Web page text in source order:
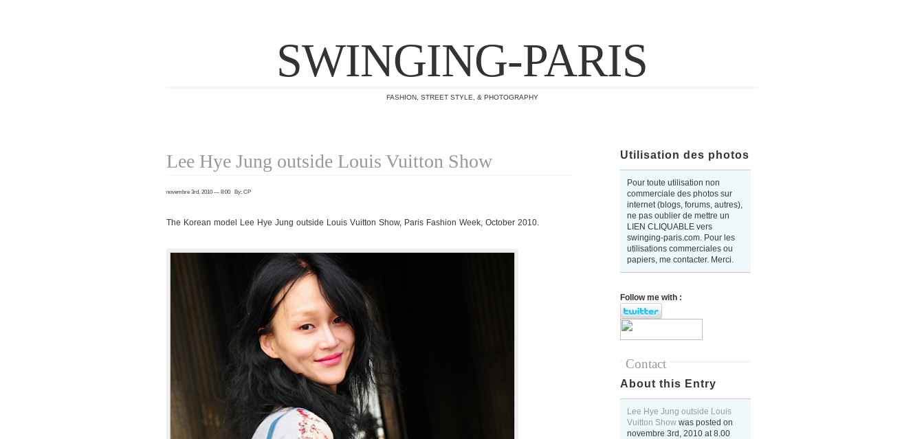
SWINGING-PARIS
FASHION, STREET STYLE, & PHOTOGRAPHY
Utilisation des photos
Pour toute utilisation non
commerciale des photos sur
internet (blogs, forums, autres),
ne pas oublier de mettre un
LIEN CLIQUABLE vers
swinging-paris.com. Pour les
utilisations commerciales ou
papiers, me contacter. Merci.
Follow me with :
Contact
About this Entry
Lee Hye Jung outside Louis
Vuitton Show was posted on
novembre 3rd, 2010 at8.00
Lee Hye Jung outside Louis Vuitton Show
novembre 3rd, 2010 — 8:00 By: CP
The Korean model Lee Hye Jung outside Louis Vuitton Show, Paris Fashion Week, October 2010.